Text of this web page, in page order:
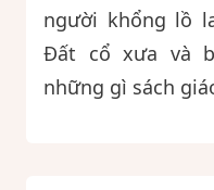
người khổng lồ
Đất cổ xưa và
những gì sách